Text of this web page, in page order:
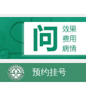
预约挂号